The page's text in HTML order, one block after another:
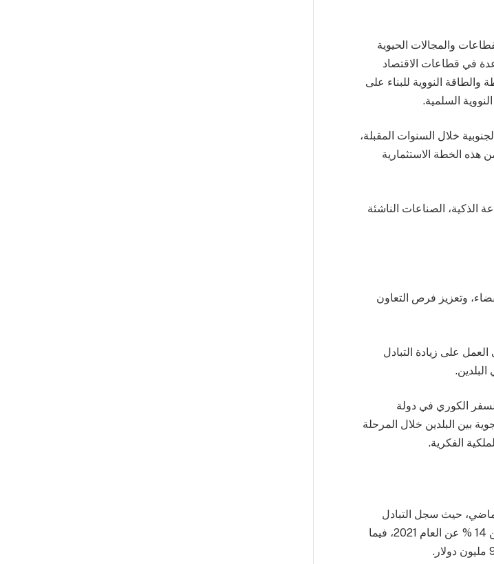
والمجالات الحيوية
في قطاعات الاقتصاد
والطاقة النووية للبناء على
السلمية.
استثمار 30 مليار دولار بكوريا الجنوبية خلال السنوات المقبلة،
هذه الخطة الاستثمارية
الذكية، الصناعات الناشئة
وتعزيز فرص التعاون
على زيادة التبادل
الكوري في دولة
بين البلدين خلال المرحلة
الفكرية.
حيث سجل التبادل
التجاري غير النفطي بين البلدين 5.3 مليارات دولار بنهاية عام 2022، بنمو أكثر من 14 % عن العام 2021، فيما